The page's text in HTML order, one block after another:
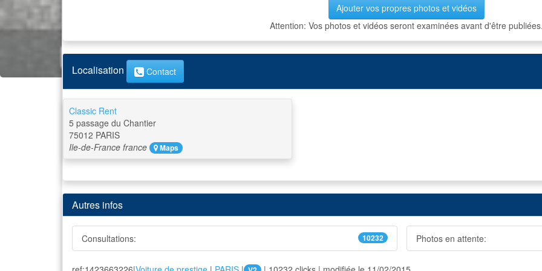
Ajouter vos propres photos et vidéos
Attention: Vos photos et vidéos seront examinées avant d'être
Localisation Contact
Classic Rent
5 passage du Chantier
75012 PARIS
Ile-de-France france Maps
Autres infos
Consultations: 10232 Photos en attente: